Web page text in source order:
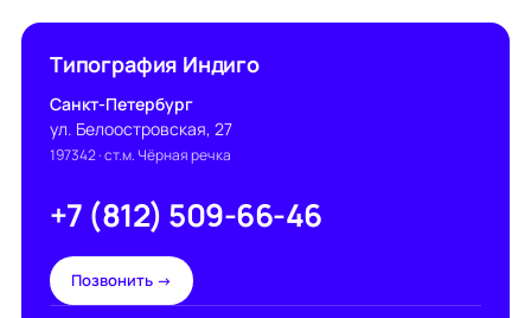
Типография Индиго
Санкт-Петербург
ул. Белоостровская, 27
197342· ст.м. Чёрная речка
+7 (812) 509-66-46
Позвонить →